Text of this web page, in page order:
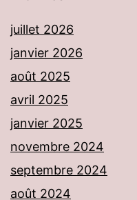
juillet 2026
janvier 2026
août 2025
avril 2025
janvier 2025
novembre 2024
septembre 2024
août 2024